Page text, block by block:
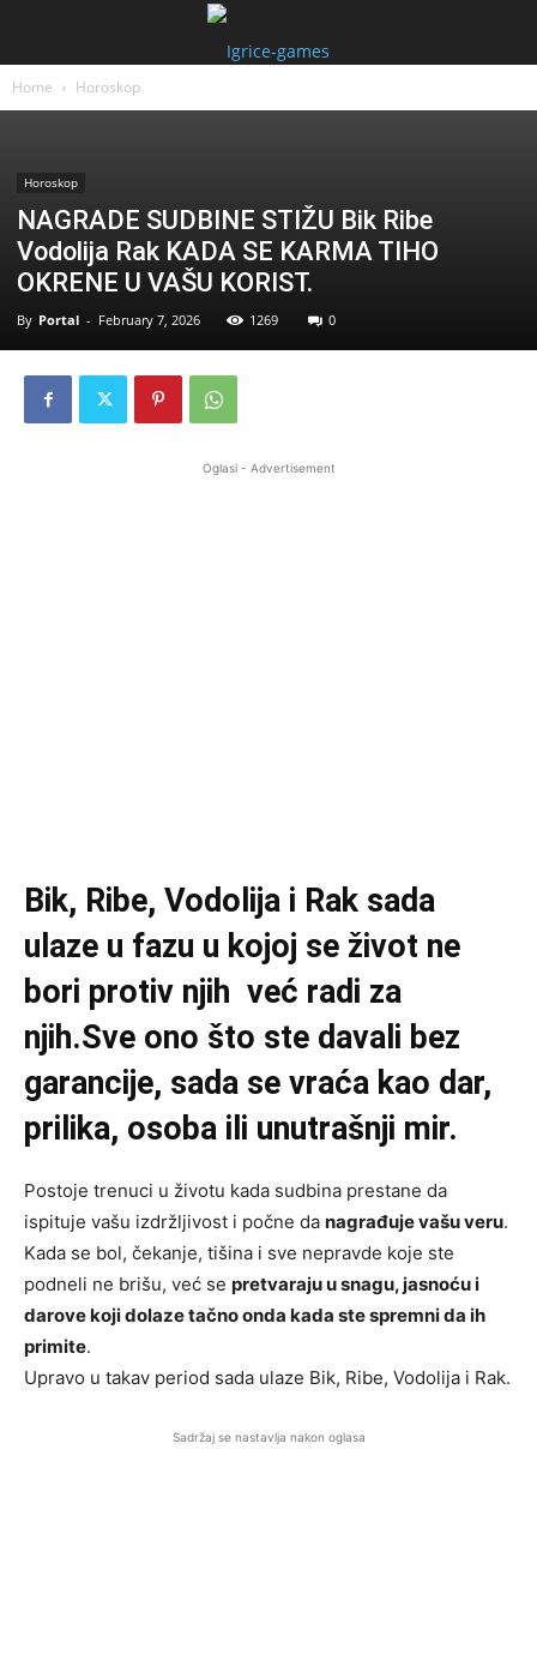
Home Horoskop
Horoskop
NAGRADE SUDBINE STIŽU Bik Ribe
Vodolija Rak KADA SE KARMA TIHO
OKRENE U VAŠU KORIST.
By Portal - February 7, 2026 1269 0
Oglasi - Advertisement
Bik, Ribe, Vodolija i Rak sada
ulaze u fazu u kojoj se život ne
bori protiv njih već radi za
njih.Sve ono što ste davali bez
garancije, sada se vraća kao dar,
prilika, osoba ili unutrašnji mir.
Postoje trenuci u životu kada sudbina prestane da
ispituje vašu izdržljivost i počne da nagrađuje vašu veru.
Kada se bol, čekanje, tišina i sve nepravde koje ste
podneli ne brišu, već se pretvaraju u snagu, jasnoću i
darove koji dolaze tačno onda kada ste spremni da ih
primite.
Upravo u takav period sada ulaze Bik, Ribe, Vodolija i Rak.
Sadržaj se nastavlja nakon oglasa